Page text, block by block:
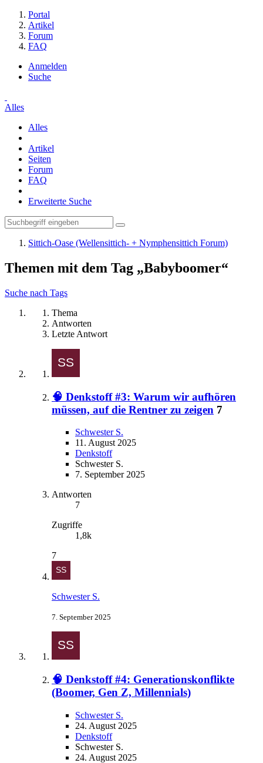
Portal
Artikel
Forum
FAQ
Anmelden
Suche
Alles
Alles
Artikel
Seiten
Forum
FAQ
Erweiterte Suche
Sittich-Oase (Wellensittich- + Nymphensittich Forum)
Themen mit dem Tag „Babyboomer“
Suche nach Tags
Thema
Antworten
Letzte Antwort
🧠 Denkstoff #3: Warum wir aufhören
müssen, auf die Rentner zu zeigen 7
Schwester S.
11. August 2025
Denkstoff
Schwester S.
7. September 2025
Antworten
7
Zugriffe
1,8k
7
Schwester S.
7. September 2025
🧠 Denkstoff #4: Generationskonflikte
(Boomer, Gen Z, Millennials)
Schwester S.
24. August 2025
Denkstoff
Schwester S.
24. August 2025